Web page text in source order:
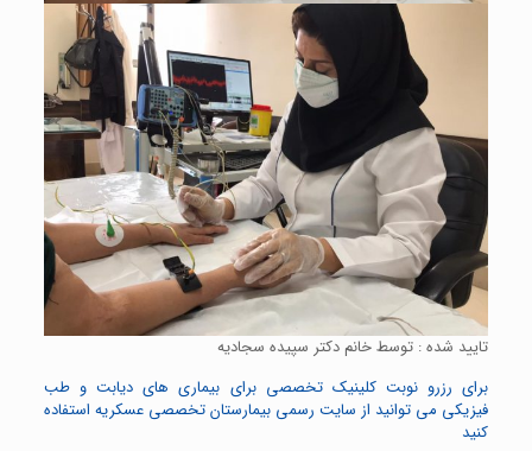
تایید شده : توسط خانم دکتر سپیده سجادیه
برای رزرو نوبت کلینیک تخصصی برای بیماری های دیابت و طب
فیزیکی می توانید از سایت رسمی بیمارستان تخصصی عسکریه استفاده
کنید